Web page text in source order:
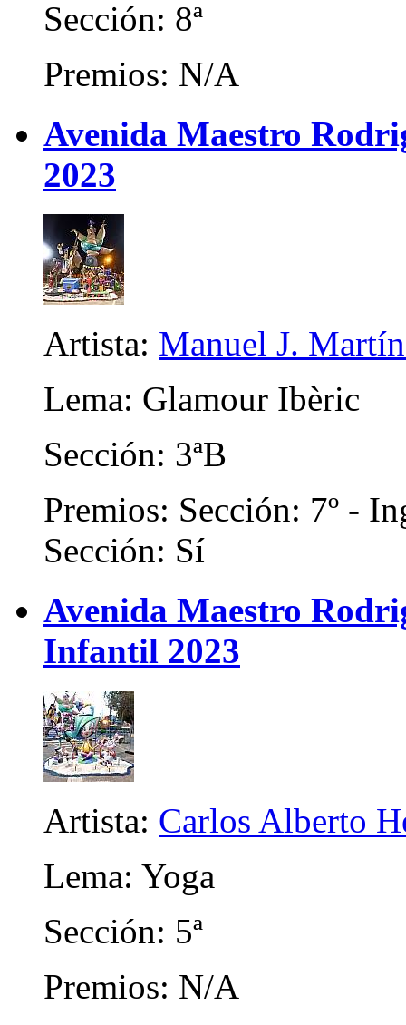
Sección: 8ª
Premios: N/A
Avenida Maestro
2023
Artista: Manuel J.
Lema: Glamour Ibèric
Sección: 3ªB
Premios: Sección: 7º -
Sección: Sí
Avenida Maestro
Infantil 2023
Artista: Carlos Alberto
Lema: Yoga
Sección: 5ª
Premios: N/A